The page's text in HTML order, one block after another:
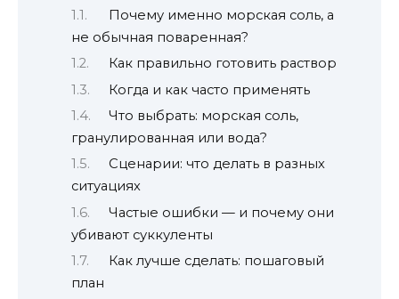
Почему именно морская соль, а
не обычная поваренная?
Как правильно готовить раствор
Когда и как часто применять
Что выбрать: морская соль,
гранулированная или вода?
Сценарии: что делать в разных
ситуациях
Частые ошибки — и почему они
убивают суккуленты
Как лучше сделать: пошаговый
план